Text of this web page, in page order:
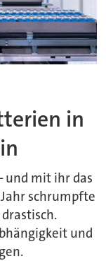
in
und mit ihr das
schrumpfte
und